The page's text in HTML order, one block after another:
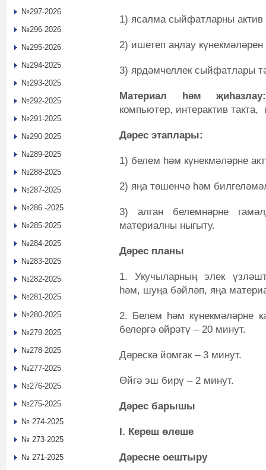
1) ясалма сыйфатларны актив
2) ишетеп аңлау күнекмәләрен
3) ярдәмчеллек сыйфатлары
Материал һәм
компьютер, интерактив
Дәрес этаплары:
1) белем һәм күнекмәләрне
2) яңа төшенчә һәм
3) алган белемнәрне
материалны ныгыту.
Дәрес планы
1.
Укучыларның элек
һәм, шуңа бәйләп, яңа
2. Белем һәм күнекмәләрне
белергә өйрәтү ‒ 20 минут.
Дәрескә йомгак – 3 минут.
Өйгә эш бирү – 2 минут.
Дәрес барышы
I. Кереш өлеше
Дәресне оештыру
№297-2026
№296-2026
№295-2026
№294-2025
№293-2025
№292-2025
№291-2025
№290-2025
№289-2025
№288-2025
№287-2025
№286 -2025
№285-2025
№284-2025
№283-2025
№282-2025
№281-2025
№280-2025
№279-2025
№278-2025
№277-2025
№276-2025
№275-2025
№ 274-2025
№ 273-2025
№ 271-2025